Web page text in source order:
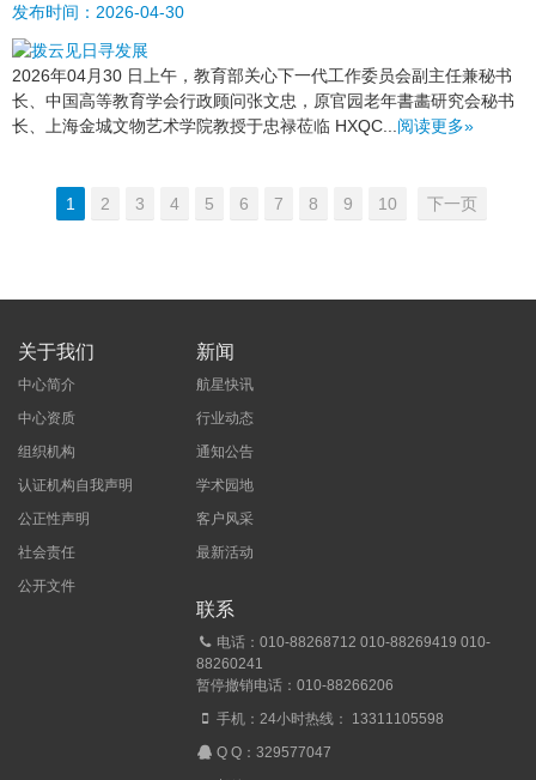
发布时间： 2026-04-30
2026年04月30 日上午，教育部关心下一代工作委员会副主任兼秘书
长、中国高等教育学会行政顾问张文忠，原官园老年書畵研究会秘书
长、上海金城文物艺术学院教授于忠禄莅临 HXQC... 阅读更多»
1 2 3 4 5 6 7 8 9 10 下一页
关于我们
中心简介
中心资质
组织机构
认证机构自我声明
公正性声明
社会责任
公开文件
新闻
航星快讯
行业动态
通知公告
学术园地
客户风采
最新活动
联系
电话：010-88268712 010-88269419 010-
88260241
暂停撤销电话：010-88266206
手机：24小时热线： 13311105598
Q Q：329577047